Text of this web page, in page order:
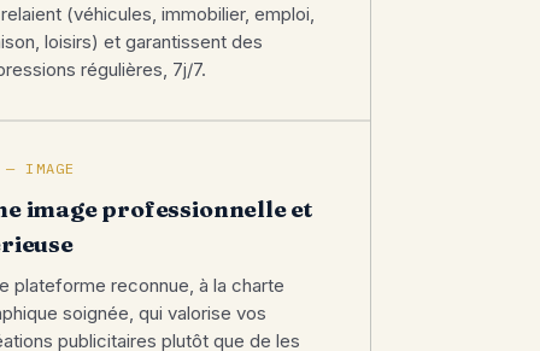
(véhicules, immobilier, emploi,
loisirs) et garantissent des
régulières, 7j/7.
IMAGE
image professionnelle et
plateforme reconnue, à la charte
soignée, qui valorise vos
publicitaires plutôt que de les